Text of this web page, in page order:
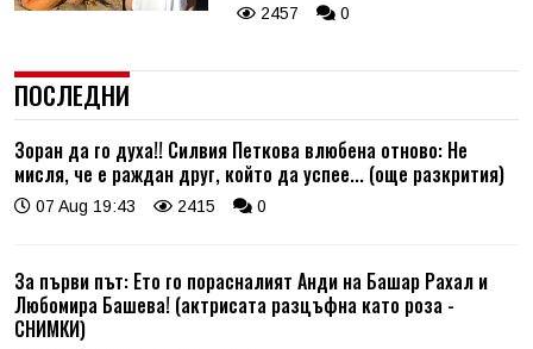
2457 0
ПОСЛЕДНИ
Зоран да го духа!! Силвия Петкова влюбена отново: Не
мисля, че е раждан друг, който да успее... (още разкрития)
07 Aug 19:43 2415 0
За първи път: Ето го порасналият Анди на Башар Рахал и
Любомира Башева! (актрисата разцъфна като роза -
СНИМКИ)